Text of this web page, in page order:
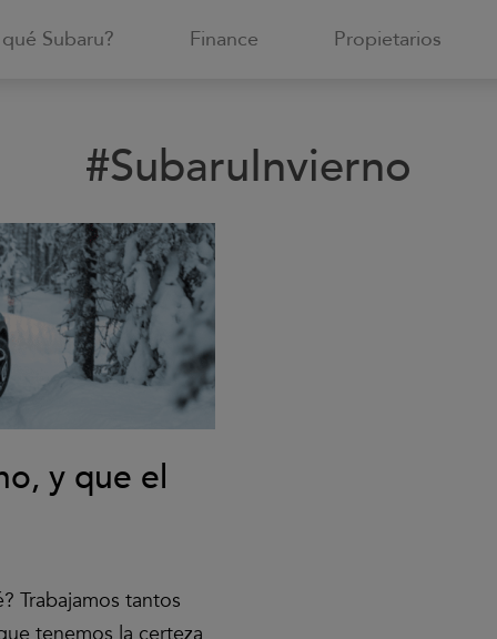
Subaru? Finance Propietarios
#SubaruInvierno
y que el
Trabajamos tantos
tenemos la certeza